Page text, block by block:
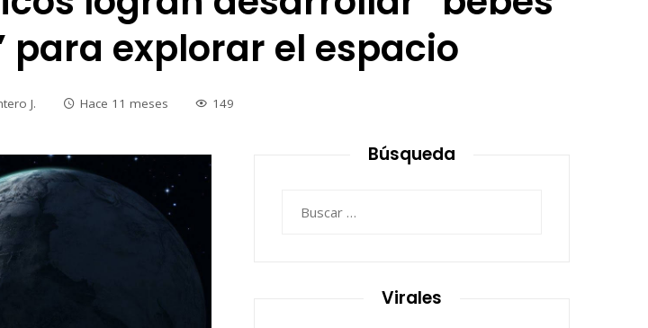
para explorar el espacio
J. Hace 11 meses 149
Búsqueda
Virales